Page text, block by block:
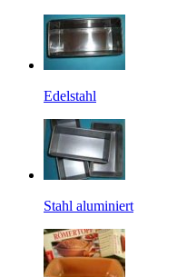
Edelstahl
Stahl aluminiert